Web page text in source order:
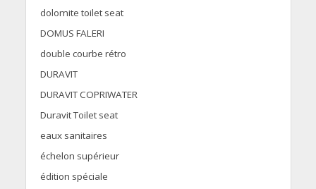
dolomite toilet seat
DOMUS FALERI
double courbe rétro
DURAVIT
DURAVIT COPRIWATER
Duravit Toilet seat
eaux sanitaires
échelon supérieur
édition spéciale